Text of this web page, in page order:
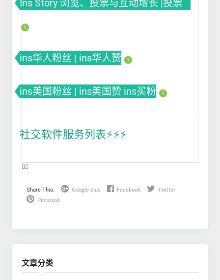
Ins Story 浏览、投票与互动增长 |投票
Poll
1
ins华人粉丝 | ins华人赞 1
ins美国粉丝 | ins美国赞 ins买粉 1
社交软件服务列表⚡️⚡️⚡️
❤️‍🔥
Share This: Google-plus Facebook
Twitter
Pinterest
文章分类